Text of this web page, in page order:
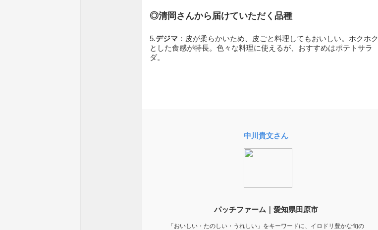
◎清岡さんから届けていただく品種
5.デジマ ：皮が柔らかいため、皮ごと料理してもおいしい。ホクホク
とした食感が特長。色々な料理に使えるが、おすすめはポテトサラ
ダ。
中川貴文さん
パッチファーム｜愛知県田原市
「おいしい・たのしい・うれしい」をキーワードに、イロドリ豊かな旬の